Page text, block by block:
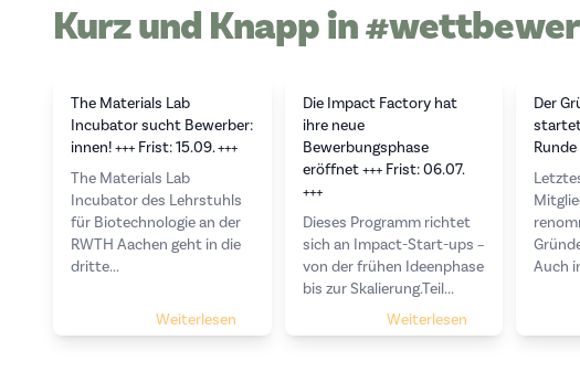
Kurz und Knapp in
The Materials Lab
Incubator sucht Bewerber:
innen! +++ Frist: 15.09. +++
The Materials Lab
Incubator des Lehrstuhls
für Biotechnologie an der
RWTH Aachen geht in die
dritte...
Weiterlesen
Die Impact Factory hat
ihre neue
Bewerbungsphase
eröffnet +++ Frist: 06.07.
+++
Dieses Programm richtet
sich an Impact-Start-ups –
von der frühen Ideenphase
bis zur Skalierung.Teil...
Weiterlesen
Der
Runde
Auch